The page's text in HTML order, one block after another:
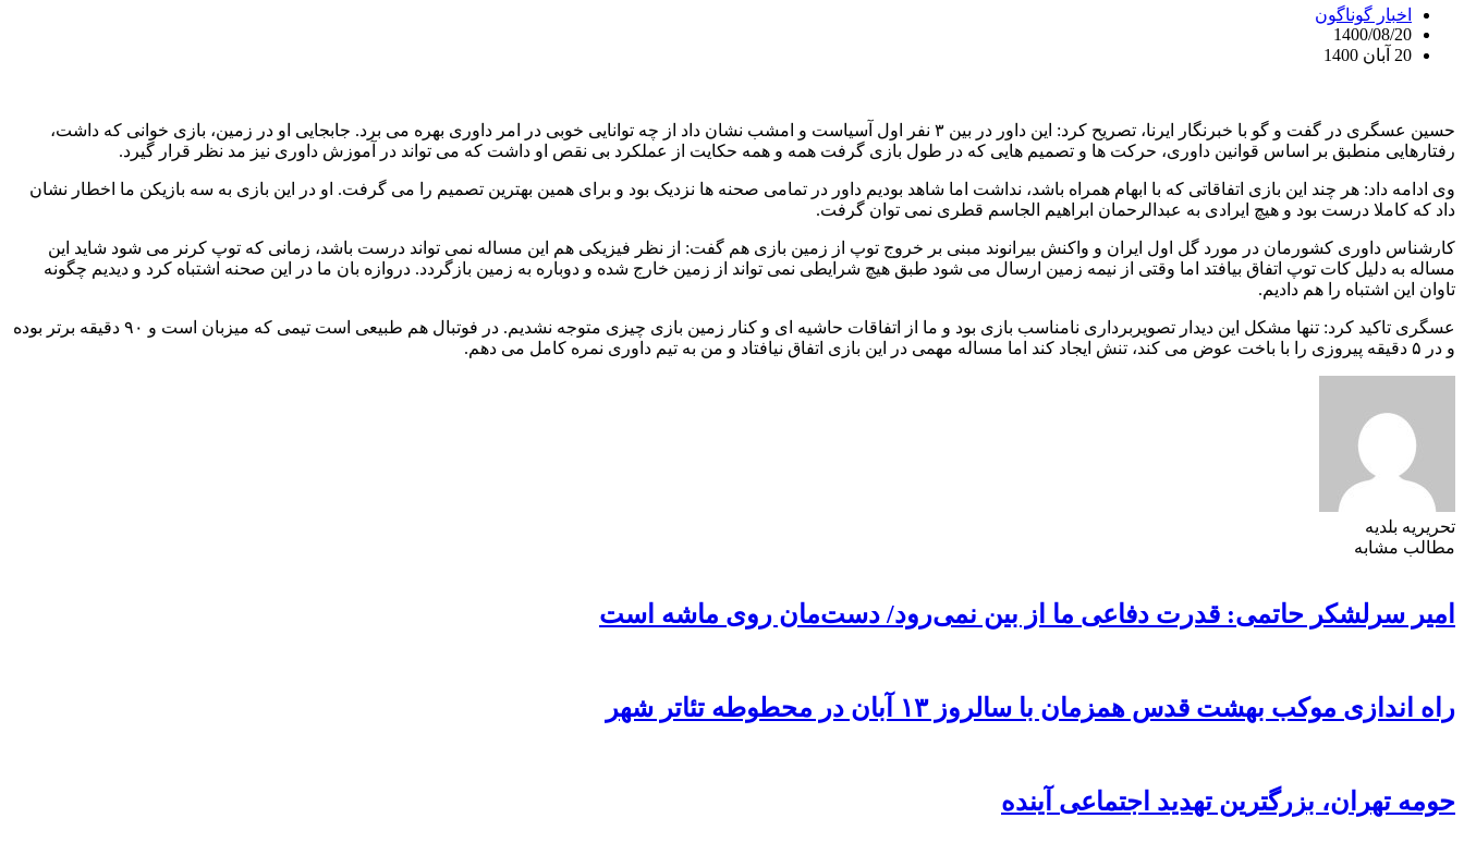
اخبار گوناگون
1400/08/20
20 آبان 1400
حسین عسگری در گفت و گو با خبرنگار ایرنا، تصریح کرد: این داور در بین ۳ نفر اول آسیاست و امشب نشان داد از چه توانایی خوبی در امر داوری بهره می برد. جابجایی او در زمین، بازی خوانی که داشت،
رفتارهایی منطبق بر اساس قوانین داوری، حرکت ها و تصمیم هایی که در طول بازی گرفت همه و همه حکایت از عملکرد بی نقص او داشت که می تواند در آموزش داوری نیز مد نظر قرار گیرد.
وی ادامه داد: هر چند این بازی اتفاقاتی که با ابهام همراه باشد، نداشت اما شاهد بودیم داور در تمامی صحنه ها نزدیک بود و برای همین بهترین تصمیم را می گرفت. او در این بازی به سه بازیکن ما اخطار نشان
داد که کاملا درست بود و هیچ ایرادی به عبدالرحمان ابراهیم الجاسم قطری نمی توان گرفت.
کارشناس داوری کشورمان در مورد گل اول ایران و واکنش بیرانوند مبنی بر خروج توپ از زمین بازی هم گفت: از نظر فیزیکی هم این مساله نمی تواند درست باشد، زمانی که توپ کرنر می شود شاید این
مساله به دلیل کات توپ اتفاق بیافتد اما وقتی از نیمه زمین ارسال می شود طبق هیچ شرایطی نمی تواند از زمین خارج شده و دوباره به زمین بازگردد. دروازه بان ما در این صحنه اشتباه کرد و دیدیم چگونه
تاوان این اشتباه را هم دادیم.
عسگری تاکید کرد: تنها مشکل این دیدار تصویربرداری نامناسب بازی بود و ما از اتفاقات حاشیه ای و کنار زمین بازی چیزی متوجه نشدیم. در فوتبال هم طبیعی است تیمی که میزبان است و ۹۰ دقیقه برتر بوده
و در ۵ دقیقه پیروزی را با باخت عوض می کند، تنش ایجاد کند اما مساله مهمی در این بازی اتفاق نیافتاد و من به تیم داوری نمره کامل می دهم.
تحریریه بلدیه
مطالب مشابه
امیر سرلشکر حاتمی: قدرت دفاعی ما از بین نمی‌رود/ دست‌مان روی ماشه است
راه اندازی موکب بهشت قدس همزمان با سالروز ۱۳ آبان در محطوطه تئاتر شهر
حومه تهران، بزرگترین تهدید اجتماعی آینده